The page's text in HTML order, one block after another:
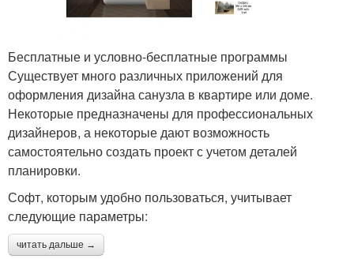
Бесплатные и условно-бесплатные программы
Существует много различных приложений для
оформления дизайна санузла в квартире или доме.
Некоторые предназначены для профессиональных
дизайнеров, а некоторые дают возможность
самостоятельно создать проект с учетом деталей
планировки.
Софт, которым удобно пользоваться, учитывает
следующие параметры:
читать дальше →